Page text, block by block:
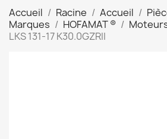
Accueil Racine Accueil
Marques
HOFAMAT ®
LKS 131-17 K30.0GZRII